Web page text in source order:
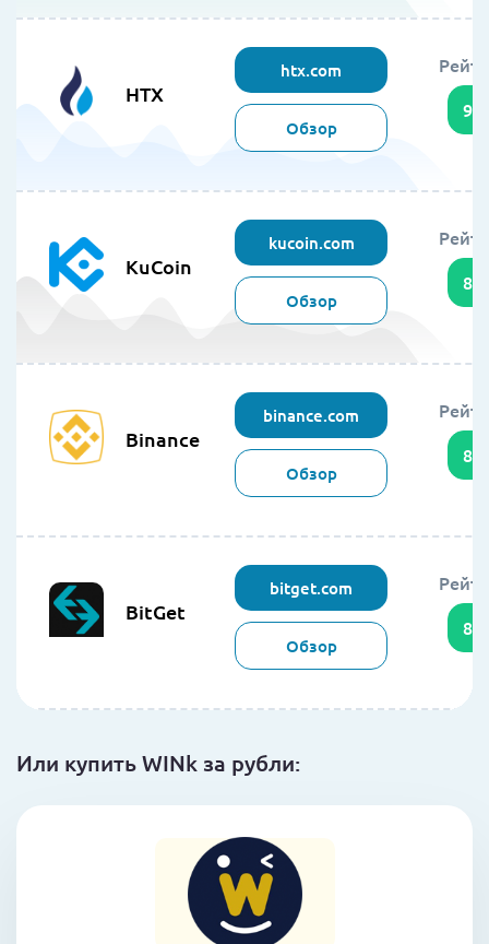
HTX
htx.com
Обзор
94
KuCoin
kucoin.com
Обзор
89
Binance
binance.com
Обзор
86
BitGet
bitget.com
Обзор
85
Или купить WINk за рубли: